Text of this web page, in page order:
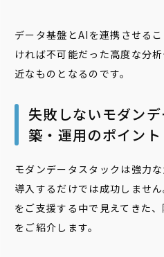
データ基盤とAIを連携させる
ければ不可能だった高度な分
近なものとなるのです。
失敗しないモダン
築・運用のポイント
モダンデータスタックは強力
導入するだけでは成功しませ
をご支援する中で見えてきた
をご紹介します。